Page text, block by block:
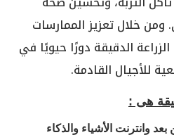
ومن خلال تعزيز الممارسات
الدقيقة دورًا حيويًا في
للأجيال القادمة.
هى :
وانترنت الأشياء والذكاء